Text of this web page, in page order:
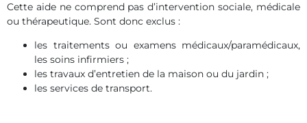
Cette aide ne comprend pas d’intervention sociale, médicale
ou thérapeutique. Sont donc exclus :
les traitements ou examens médicaux/paramédicaux,
les soins infirmiers ;
les travaux d’entretien de la maison ou du jardin ;
les services de transport.